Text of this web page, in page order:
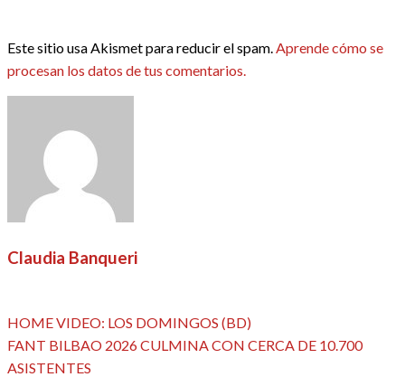
Este sitio usa Akismet para reducir el spam.Aprende cómo se
procesan los datos de tus comentarios.
Claudia Banqueri
Navegación
de
Entrada
anterior
HOME VIDEO: LOS DOMINGOS (BD)
Entrada
siguiente
FANT BILBAO 2026 CULMINA CON CERCA DE 10.700
ASISTENTES